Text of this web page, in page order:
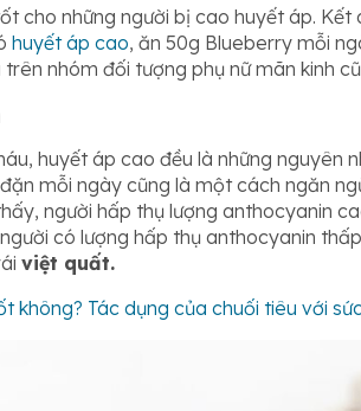
cho những người bị cao huyết áp. Kết
huyết áp cao, ăn 50g Blueberry mỗi
trên nhóm đối tượng phụ nữ mãn kinh
huyết áp cao đều là những nguyên
mỗi ngày cũng là một cách ngăn
người hấp thụ lượng anthocyanin
có lượng hấp thụ anthocyanin
việt quất.
không? Tác dụng của chuối tiêu với